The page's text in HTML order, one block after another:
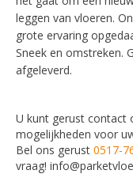
leggen van vloeren.
grote ervaring
Sneek en omstreken.
afgeleverd.
U kunt gerust contact
mogelijkheden voor
Bel ons gerust 0517-
vraag!